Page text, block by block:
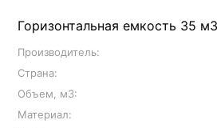
Горизонтальная емкость 35
Производитель:
Страна:
Объем, м3:
Материал: